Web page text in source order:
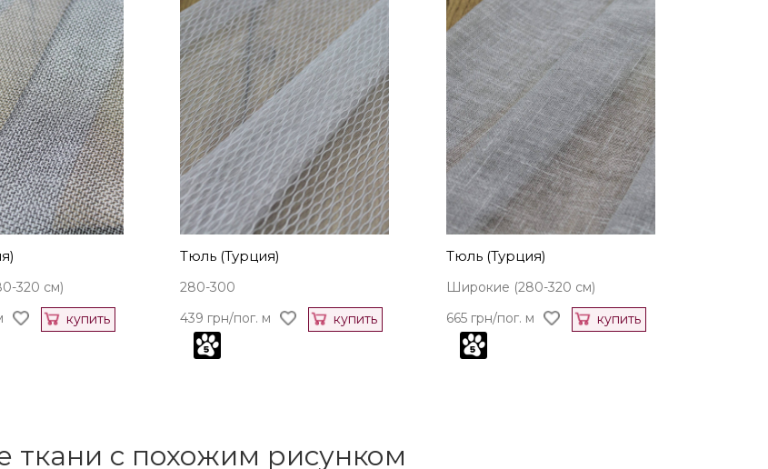
320 см)
купить
Тюль (Турция)
280-300
439 грн/пог. м
купить
Тюль (Турция)
Широкие (280-320 см)
665 грн/пог. м
купить
ткани с похожим рисунком